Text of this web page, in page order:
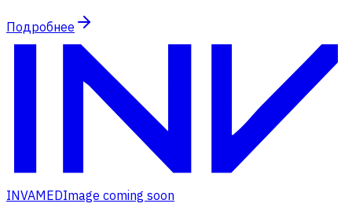
Подробнее
INVAMEDImage coming soon